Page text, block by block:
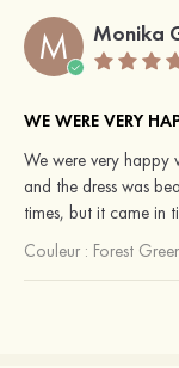
M Monika
WE WERE VERY
We were very happy
and the dress was
times, but it came in
Couleur : Forest